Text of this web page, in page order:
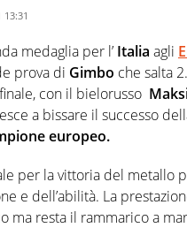
13:31
medaglia per l’ Italia agli
prova di Gimbo che salta
con il bielorusso
a bissare il successo
europeo.
per la vittoria del metallo
e dell’abilità. La
ma resta il rammarico a